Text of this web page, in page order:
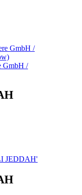
GmbH /
GmbH /
JEDDAH'